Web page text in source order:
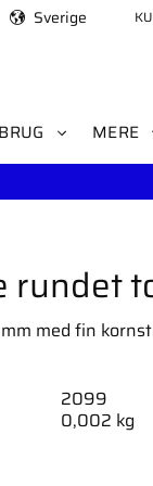
Sverige
MERE
rundet
med fin
2099
0,002 kg